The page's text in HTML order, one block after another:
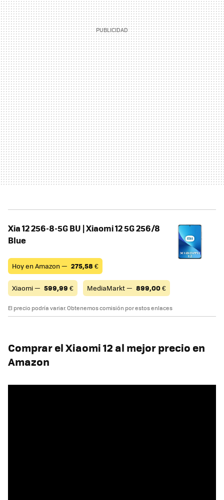
Xia 12 256-8-5G BU | Xiaomi 12 5G 256/8
Blue
Hoy en Amazon — 275,58 €
Xiaomi — 599,99 € MediaMarkt — 899,00€
El precio podría variar. Obtenemos comisión por estos enlaces
Comprar el Xiaomi 12 al mejor precio en
Amazon